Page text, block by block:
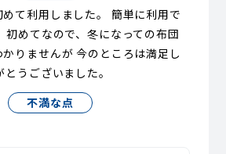
て利用しました。 簡単に利用で
初めてなので、冬になっての布団
りませんが 今のところは満足し
うございました。
不満な点